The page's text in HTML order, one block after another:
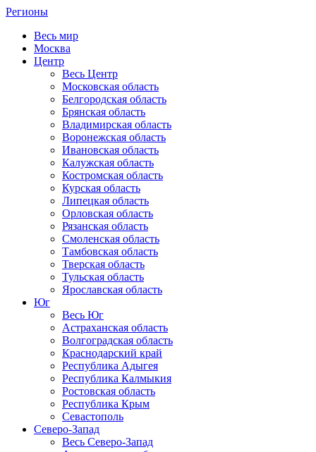
Регионы
Весь мир
Москва
Центр
Весь Центр
Московская область
Белгородская область
Брянская область
Владимирская область
Воронежская область
Ивановская область
Калужская область
Костромская область
Курская область
Липецкая область
Орловская область
Рязанская область
Смоленская область
Тамбовская область
Тверская область
Тульская область
Ярославская область
Юг
Весь Юг
Астраханская область
Волгоградская область
Краснодарский край
Республика Адыгея
Республика Калмыкия
Ростовская область
Республика Крым
Севастополь
Северо-Запад
Весь Северо-Запад